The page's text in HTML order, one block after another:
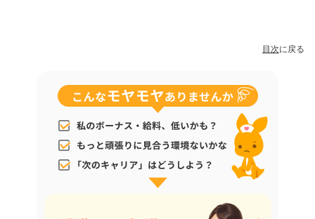
目次に戻る